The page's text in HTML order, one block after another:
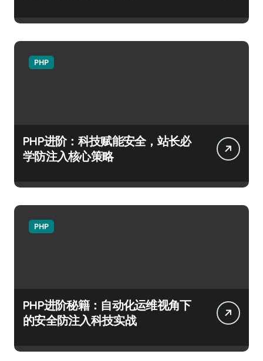
PHP
PHP进阶：科技赋能安全，站长必
学防注入核心策略
PHP
PHP进阶秘籍：自动化运维视角下
的安全防注入科技实战